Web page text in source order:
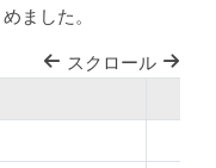
ました。
スクロール